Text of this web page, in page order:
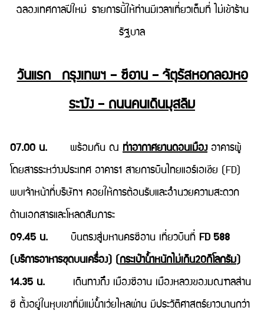
ฉลองเทศกาลปีใหม่ รายการนี้ให้ท่านมีเวลาเที่ยวเต็มที่ ไม่เข้าร้าน
รัฐบาล
วันแรก กรุงเทพฯ – ซีอาน – จัตุรัสหอกลองหอ
ระฆัง – ถนนคนเดินมุสลิม
07.00 น. พร้อมกัน ณ ท่าอากาศยานดอนเมืองอาคารผู้
โดยสารระหว่างประเทศ อาคาร1 สายการบินไทยแอร์เอเชีย (FD)
พบเจ้าหน้าที่บริษัทฯ คอยให้การต้อนรับและอำนวยความสะดวก
ด้านเอกสารและโหลดสัมภาระ
09.45 น. บินตรงสู่มหานครซีอาน เที่ยวบินที่ FD 588
(บริการอาหารชุดบนเครื่อง) (กระเป๋าน้ำหนักไม่เกิน20กิโลกรัม)
14.35 น.
เดินทางถึง เมืองซีอาน เมืองหลวงของมณฑลส่าน
ซี ตั้งอยู่ในหุบเขาที่มีแม่น้ำเว่ยไหลผ่าน มีประวัติศาสตร์ยาวนานกว่า